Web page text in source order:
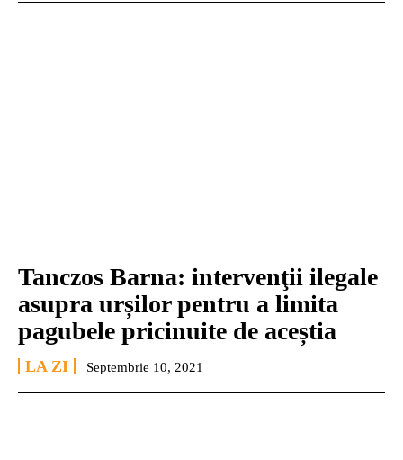
Tanczos Barna: intervenţii ilegale
asupra urșilor pentru a limita
pagubele pricinuite de aceștia
LA ZI Septembrie 10, 2021